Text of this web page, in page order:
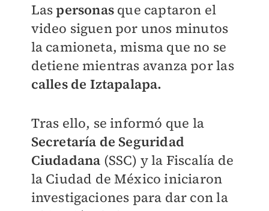
Laspersonas que captaron el
video siguen por unos minutos
la camioneta, misma que no se
detiene mientras avanza por las
calles de Iztapalapa.
Tras ello, se informó que la
Secretaría de Seguridad
Ciudadana (SSC) y la Fiscalía de
la Ciudad de México iniciaron
investigaciones para dar con la